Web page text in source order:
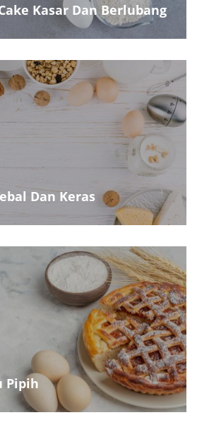
Kasar Dan Berlubang
Dan Keras
Pipih